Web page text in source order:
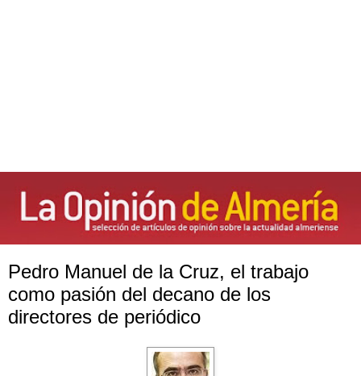
Pedro Manuel de la Cruz, el trabajo
como pasión del decano de los
directores de periódico